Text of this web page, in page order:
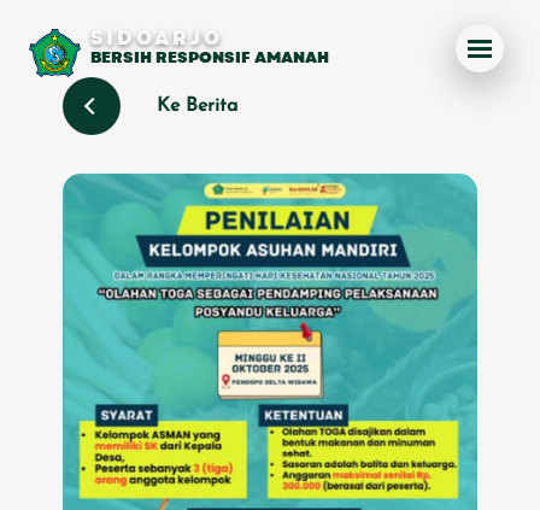
SIDOARJO
BERSIH RESPONSIF AMANAH
Ke Berita